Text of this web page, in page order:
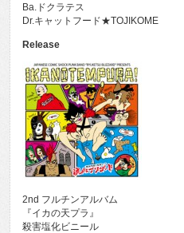
Ba.ドクラテス
Dr.キャットフード★TOJIKOME
Release
2nd フルチンアルバム
『イカの天プラ』
殺害塩化ビニール